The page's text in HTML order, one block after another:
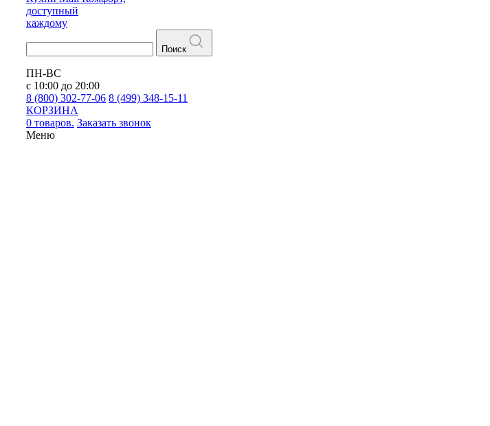
доступный
каждому
Поиск
ПН-ВС
с 10:00 до 20:00
8 (800) 302-77-06 8 (499) 348-15-11
КОРЗИНА
0 товаров. Заказать звонок
Меню